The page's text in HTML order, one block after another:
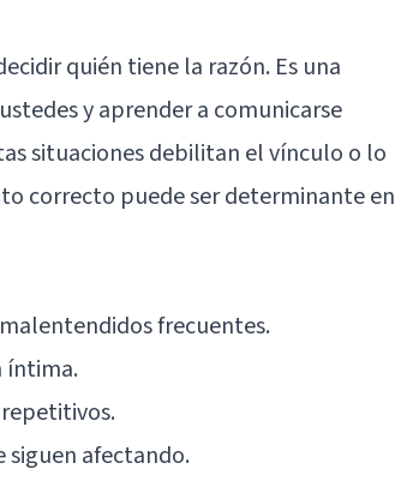
quién tiene la razón. Es una
y aprender a comunicarse
situaciones debilitan el vínculo o lo
correcto puede ser determinante en
frecuentes.
íntima.
siguen afectando.